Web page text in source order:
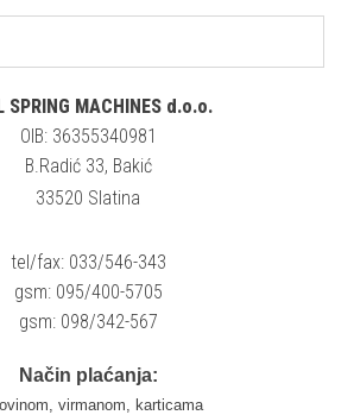
SPRING MACHINES d.o.o.
OIB: 36355340981
B.Radić 33, Bakić
33520 Slatina
tel/fax: 033/546-343
gsm: 095/400-5705
gsm: 098/342-567
Način plaćanja:
virmanom, karticama